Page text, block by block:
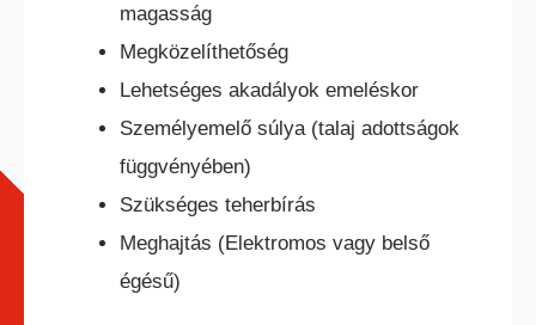
VONTATÓ
TARGONCA
magasság
Megközelíthetőség
Lehetséges akadályok emeléskor
Személyemelő súlya (talaj adottságok
függvényében)
Szükséges teherbírás
Meghajtás (Elektromos vagy belső
égésű)